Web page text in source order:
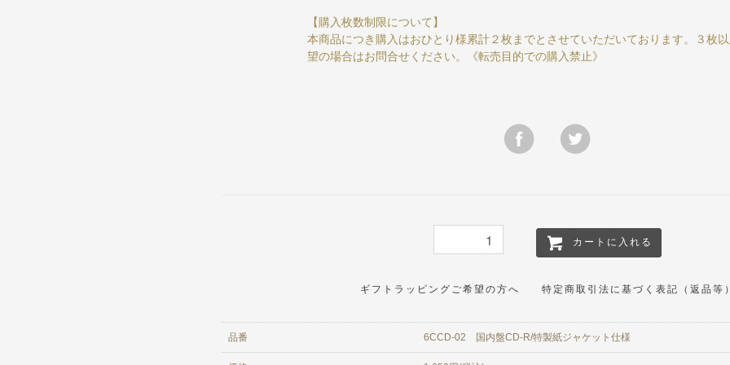
【購入枚数制限について】
本商品につき購入はおひとり様累計２枚までとさせていただいております。３枚
望の場合はお問合せください。《転売目的での購入禁止》
カートに入れる
ギフトラッピングご希望の方へ 特定商取引法に基づく表記（返品等）
品番 6CCD-02 国内盤CD-R/特製紙ジャケット仕様